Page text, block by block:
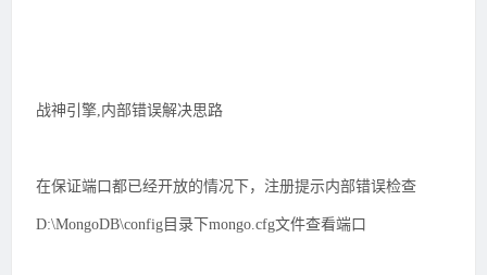
战神引擎,内部错误解决思路
在保证端口都已经开放的情况下，注册提示内部错误检查
D:\MongoDB\config目录下mongo.cfg文件查看端口